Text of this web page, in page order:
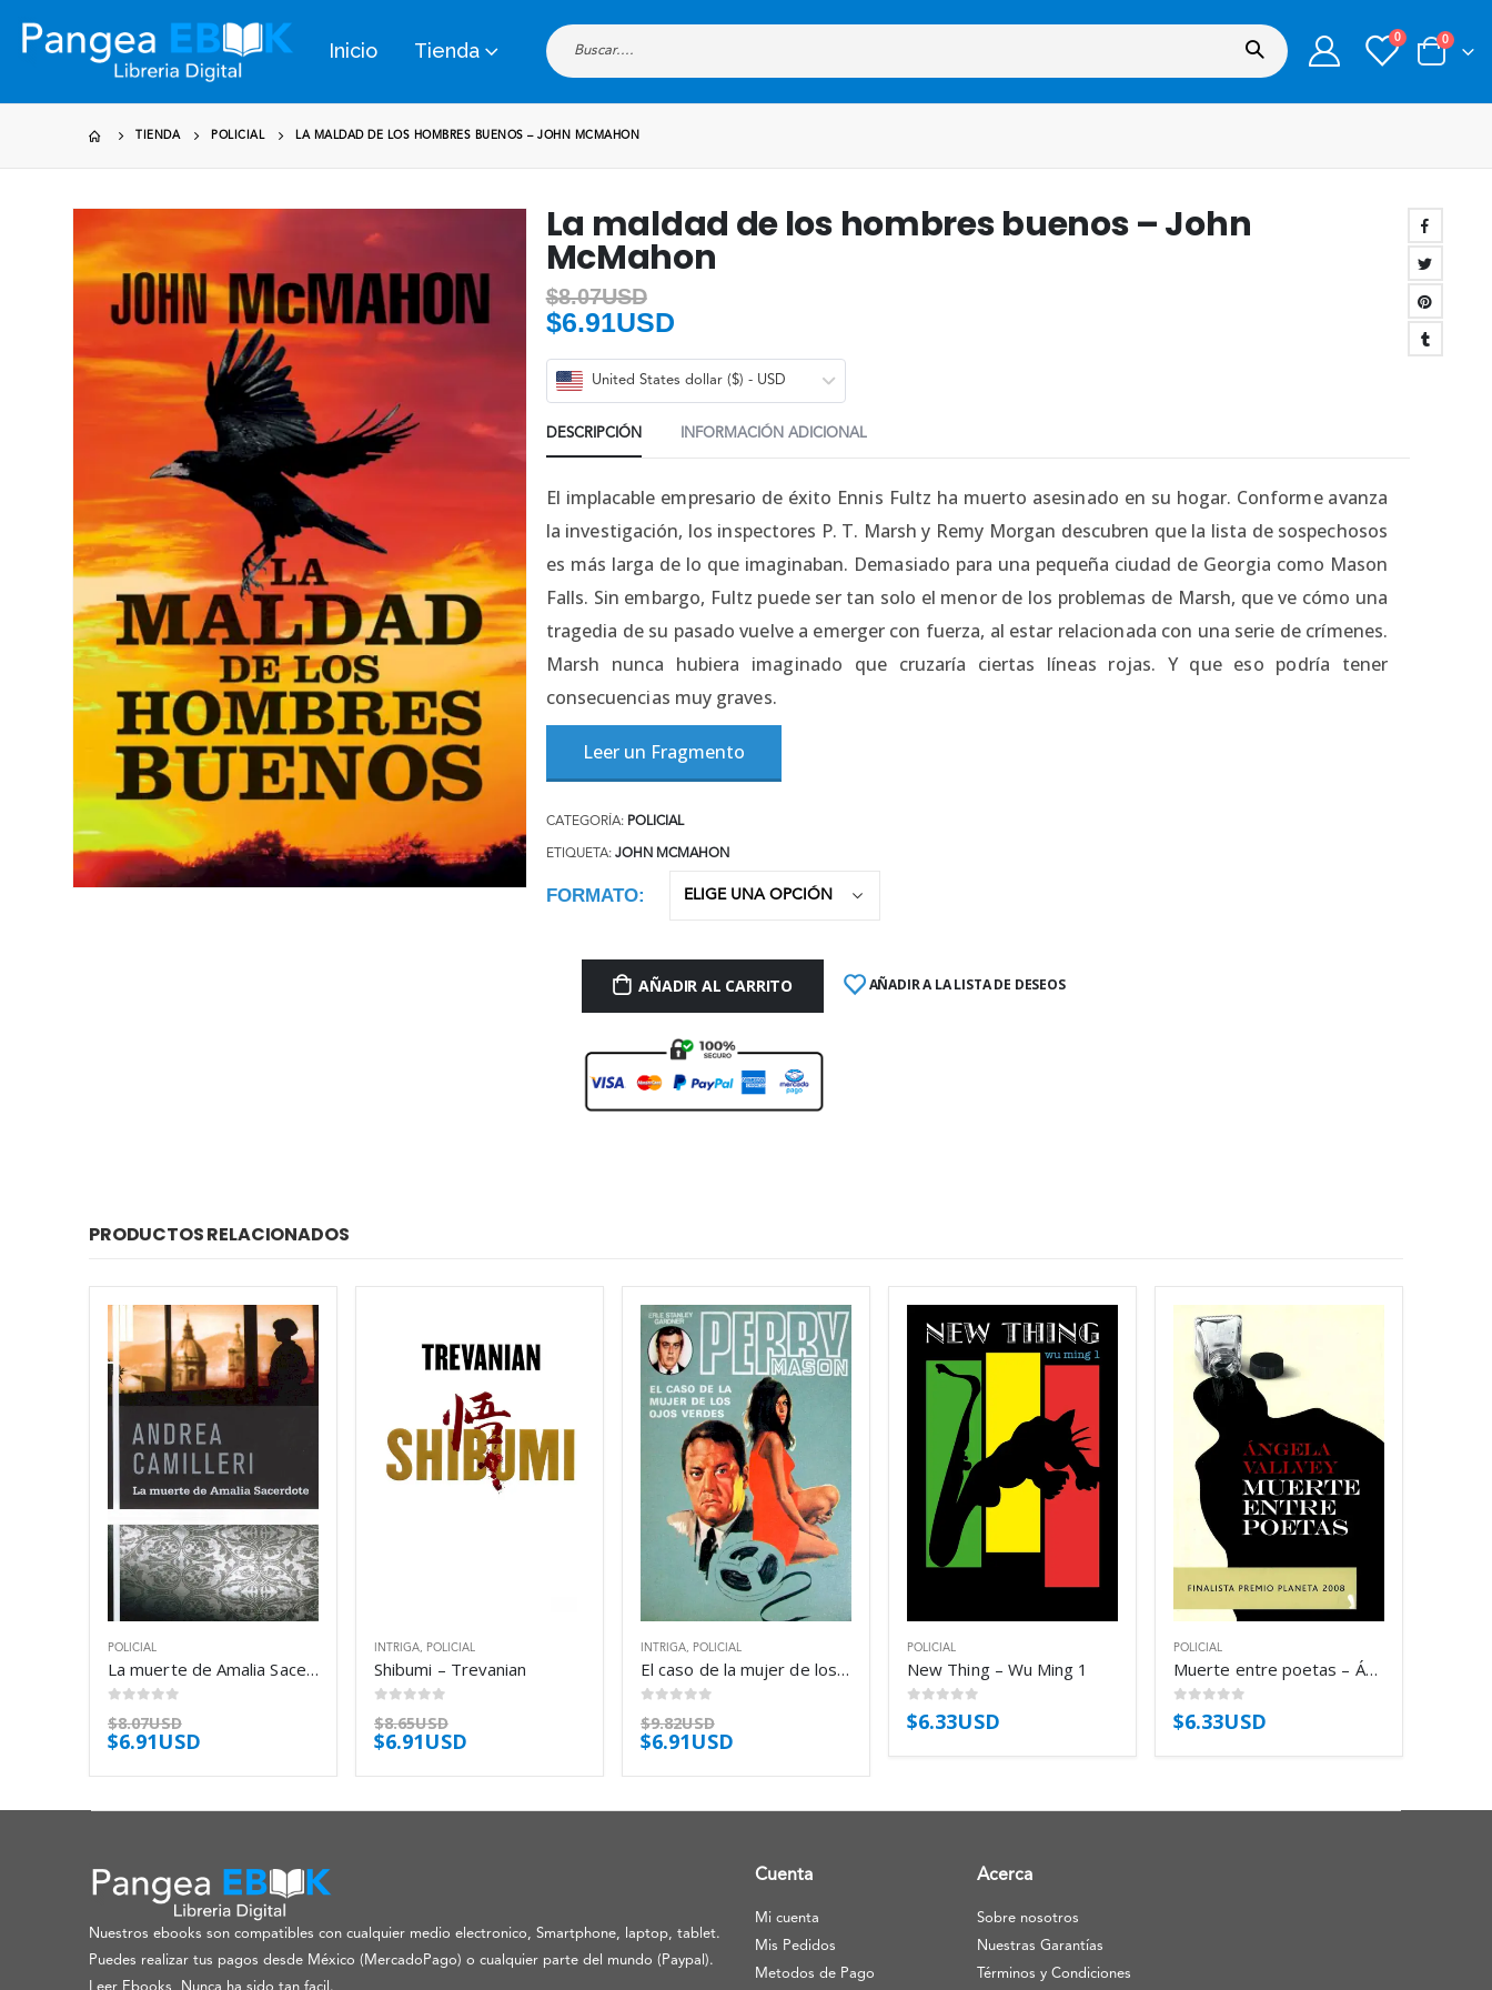
Inicio Tienda
0 0
TIENDA POLICIAL LA MALDAD DE LOS HOMBRES BUENOS – JOHN MCMAHON
La maldad de los hombres buenos – John
McMahon
$8.07USD
$6.91USD
United States dollar ($) - USD
DESCRIPCIÓN INFORMACIÓN ADICIONAL
El implacable empresario de éxito Ennis Fultz ha muerto asesinado en su hogar. Conforme avanza
la investigación, los inspectores P. T. Marsh y Remy Morgan descubren que la lista de sospechosos
es más larga de lo que imaginaban. Demasiado para una pequeña ciudad de Georgia como Mason
Falls. Sin embargo, Fultz puede ser tan solo el menor de los problemas de Marsh, que ve cómo una
tragedia de su pasado vuelve a emerger con fuerza, al estar relacionada con una serie de crímenes.
Marsh nunca hubiera imaginado que cruzaría ciertas líneas rojas. Y que eso podría tener
consecuencias muy graves.
Leer un Fragmento
CATEGORÍA: POLICIAL
ETIQUETA: JOHN MCMAHON
FORMATO
AÑADIR AL CARRITO AÑADIR A LA LISTA DE DESEOS
PRODUCTOS RELACIONADOS
POLICIAL
La muerte de Amalia Sacerdote – Andrea Camilleri
$8.07USD
$6.91USD
INTRIGA POLICIAL
Shibumi – Trevanian
$8.65USD
$6.91USD
INTRIGA POLICIAL
El caso de la mujer de los ojos verdes – Erle Stanley Gardner
$9.82USD
$6.91USD
POLICIAL
New Thing – Wu Ming 1
0out of 5
$6.33USD
POLICIAL
Muerte entre poetas – Ángela Vallvey Arévalo
0out of 5
$6.33USD
Nuestros ebooks son compatibles con cualquier medio electronico, Smartphone, laptop, tablet.
Puedes realizar tus pagos desde México (MercadoPago) o cualquier parte del mundo (Paypal).
Leer Ebooks, Nunca ha sido tan facil.
Cuenta
Mi cuenta
Mis Pedidos
Metodos de Pago
Acerca
Sobre nosotros
Nuestras Garantías
Términos y Condiciones